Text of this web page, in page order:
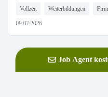
Vollzeit Weiterbildungen
09.07.2026
Job Agent